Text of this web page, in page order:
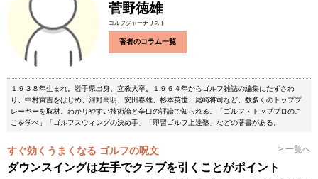
菅野徳雄
ゴルフジャーナリスト
著者のコラム一覧
１９３８年生まれ。岩手県出身。立教大卒。１９６４年からゴルフ雑誌の編集にたずさわ
り、中村寅吉をはじめ、河野高明、安田春雄、杉本英世、尾崎将司など、数多くのトッププ
レーヤーを取材。わかりやすい技術論と辛口の評論で知られる。「ゴルフ・トッププロのこ
こを学べ」「ゴルフスウィングの決め手」「即習ゴルフ上達塾」などの著書がある。
すぐ効くうまくなる ゴルフの呪文 > 一覧へ
ダウンスイングは左手でクラブを引くことがポイント